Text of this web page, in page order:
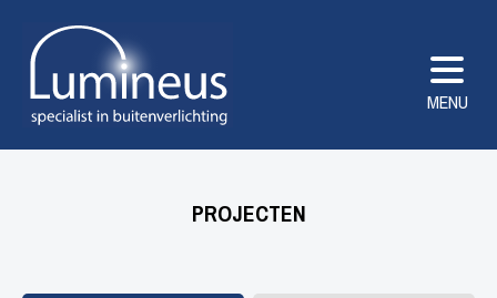
MENU
PROJECTEN